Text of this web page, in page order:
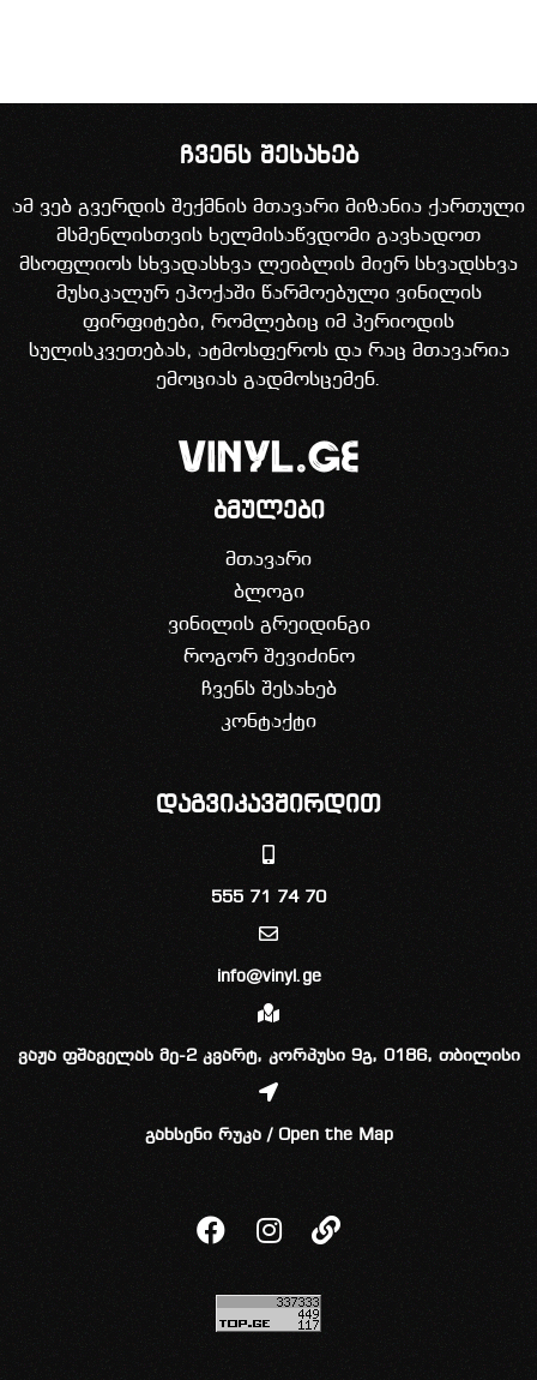
ჩვენს შესახებ
ამ ვებ გვერდის შექმნის მთავარი მიზანია ქართული
მსმენლისთვის ხელმისაწვდომი გავხადოთ
მსოფლიოს სხვადასხვა ლეიბლის მიერ სხვადსხვა
მუსიკალურ ეპოქაში წარმოებული ვინილის
ფირფიტები, რომლებიც იმ პერიოდის
სულისკვეთებას, ატმოსფეროს და რაც მთავარია
ემოციას გადმოსცემენ.
ბმულები
მთავარი
ბლოგი
ვინილის გრეიდინგი
როგორ შევიძინო
ჩვენს შესახებ
კონტაქტი
დაგვიკავშირდით
555 71 74 70
info@vinyl.ge
ვაჟა ფშაველას მე-2 კვარტ, კორპუსი 9გ, 0186, თბილისი
გახსენი რუკა / Open the Map